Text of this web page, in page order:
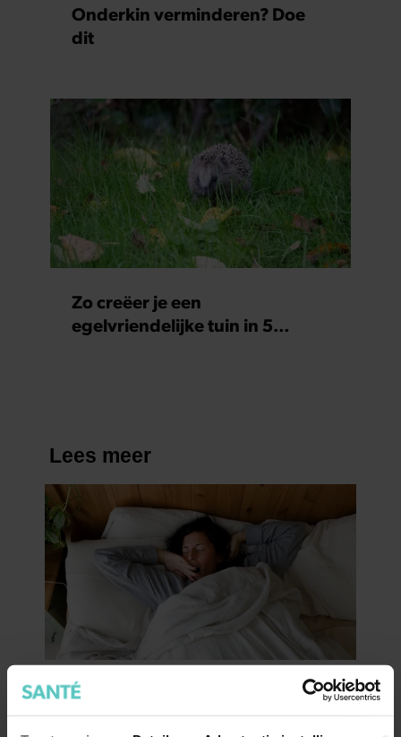
Onderkin verminderen? Doe
dit
Zo creëer je een
egelvriendelijke tuin in 5